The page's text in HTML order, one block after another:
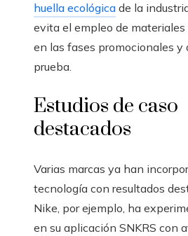
huella ecológica de la
evita el empleo de materiales
en las fases promocionales y
prueba.
Estudios de caso
destacados
Varias marcas ya han
tecnología con resultados
Nike, por ejemplo, ha
en su aplicación SNKRS con